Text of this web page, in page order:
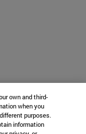
own and third-
when you
purposes.
information